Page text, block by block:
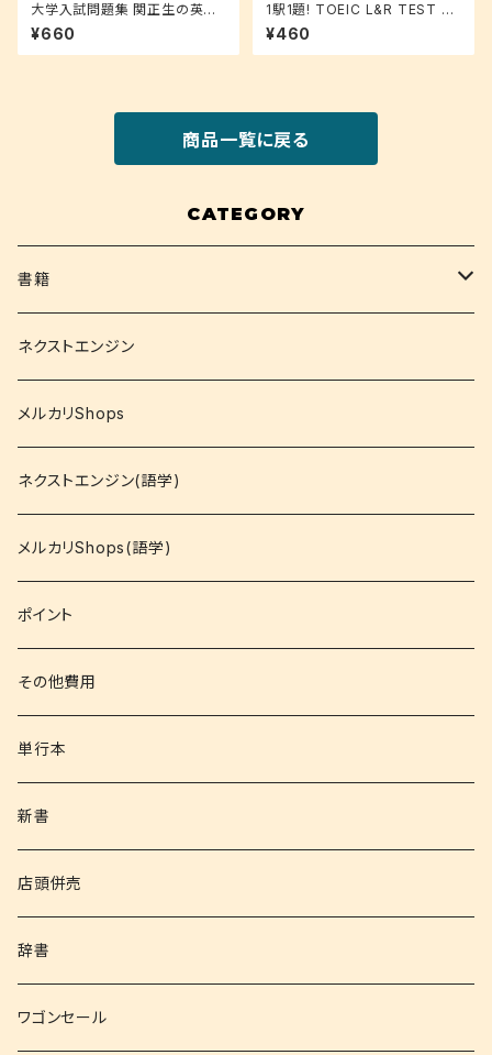
大学入試問題集 関正生の英語
長文ポラリス 2 (応用レベル)
¥660
1駅1題! TOEIC L&R TEST 文
法特急
¥460
商品一覧に戻る
CATEGORY
書籍
関西大学テキスト
就活
資格
コミック
文庫
その他書籍
書籍以外
ネクストエンジン
メルカリShops
ネクストエンジン(語学)
メルカリShops(語学)
ポイント
その他費用
単行本
新書
店頭併売
辞書
ワゴンセール